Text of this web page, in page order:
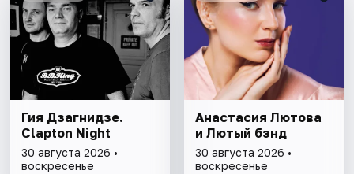
Гия Дзагнидзе.
Clapton Night
30 августа 2026 •
воскресенье
Анастасия Лютова
и Лютый бэнд
30 августа 2026 •
воскресенье